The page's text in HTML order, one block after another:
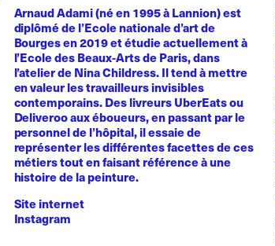
Arnaud Adami (né en 1995 à Lannion) est
diplômé de l’Ecole nationale d’art de
Bourges en 2019 et étudie actuellement à
l’Ecole des Beaux-Arts de Paris, dans
l’atelier de Nina Childress. Il tend à mettre
en valeur les travailleurs invisibles
contemporains. Des livreurs UberEats ou
Deliveroo aux éboueurs, en passant par le
personnel de l’hôpital, il essaie de
représenter les différentes facettes de ces
métiers tout en faisant référence à une
histoire de la peinture.
Site internet
Instagram